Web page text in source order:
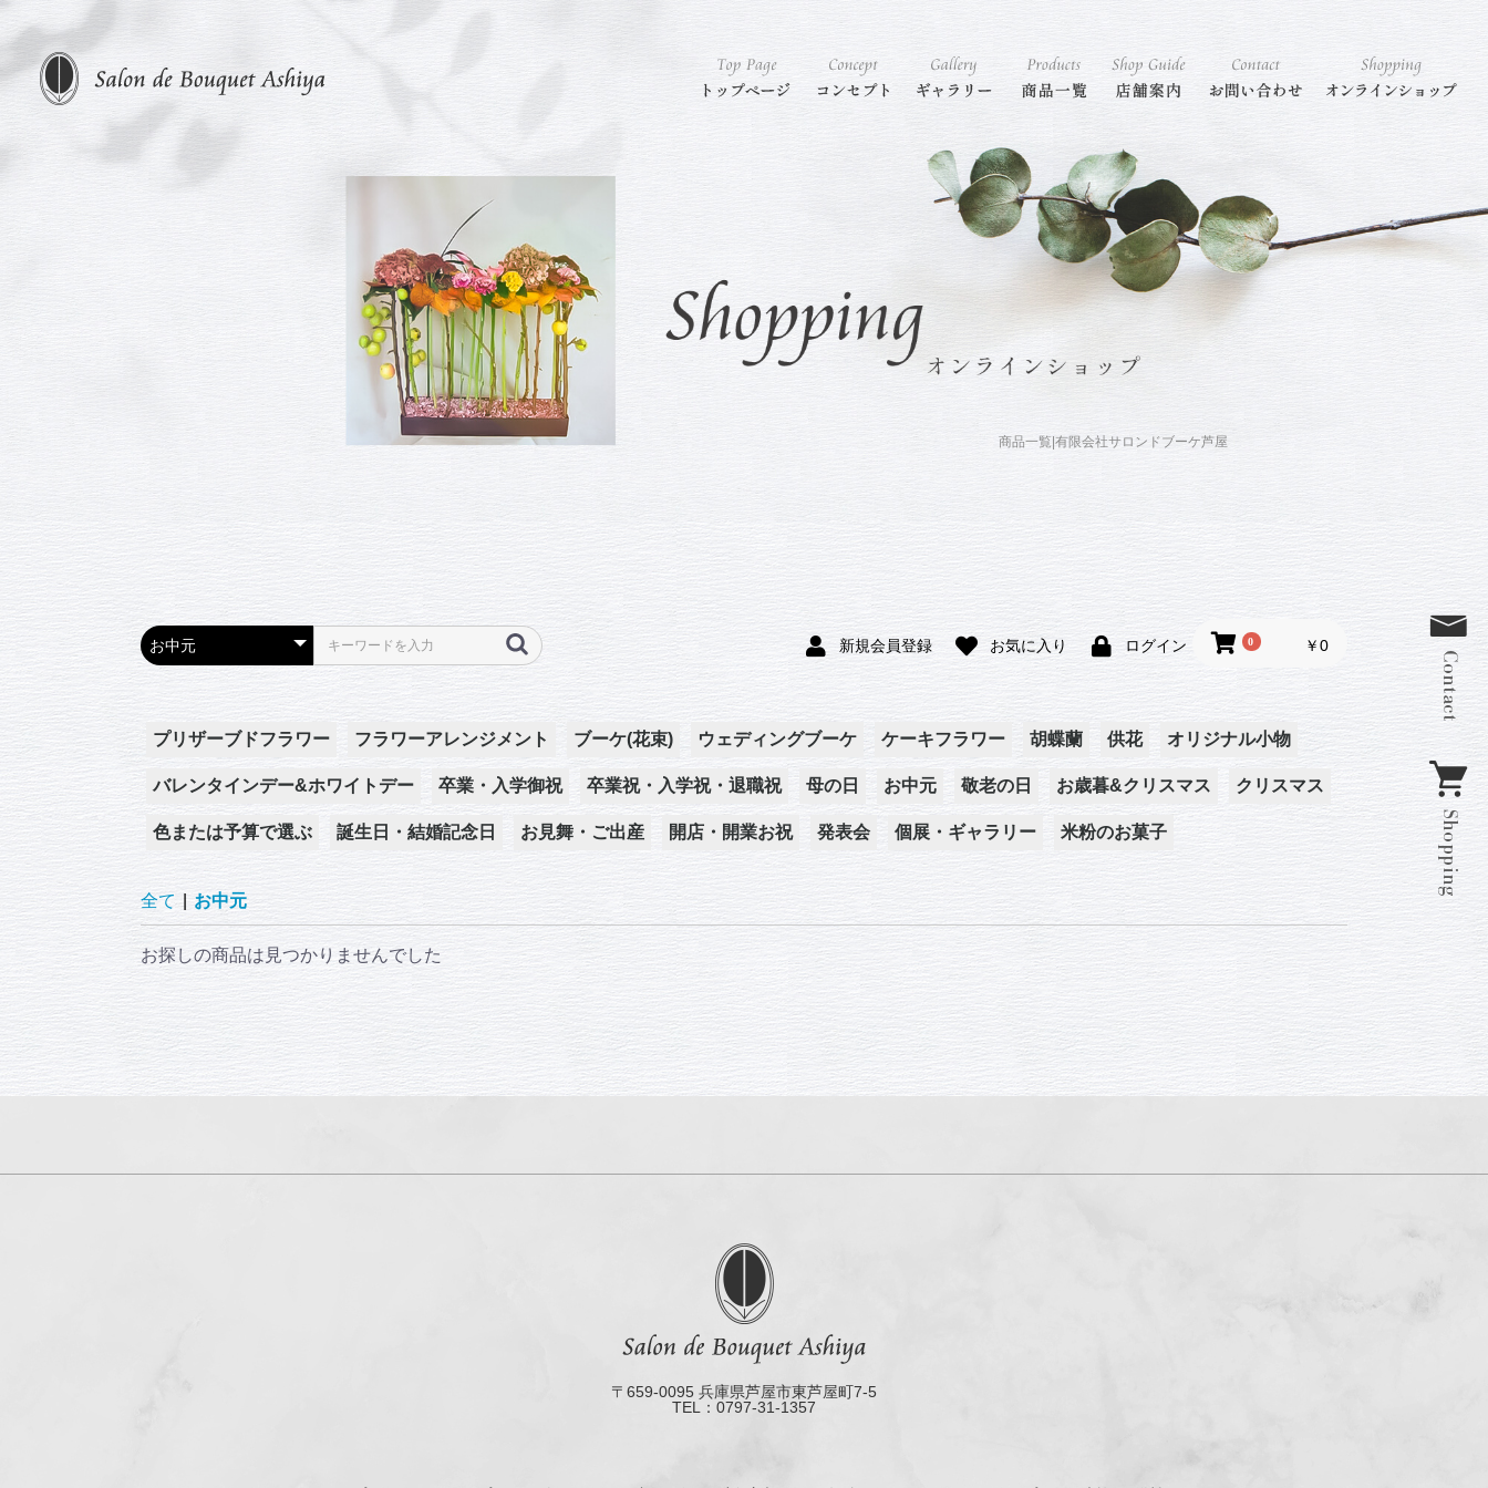
商品一覧|有限会社サロンドブーケ芦屋
新規会員登録 お気に入り ログイン 0 ￥0
プリザーブドフラワー フラワーアレンジメント ブーケ(花束) ウェディングブーケ ケーキフラワー 胡蝶蘭 供花 オリジナル小物
壁掛け
干支陶器人形
バレンタインデー&ホワイトデー 卒業・入学御祝 卒業祝・入学祝・退職祝 母の日
アレンジメント
ケーキフラワー
プリザーブドフラワ
ー
ブーケ(花束)
お中元 敬老の日 お歳暮&クリスマス
お歳暮
クリスマス
クリスマス
クリスマスリース
クリスマスアレンジ
メント
色または予算で選ぶ
白系
パステル系
ピンク系
黄系・オレンジ系
赤系
5,500円
8,800円
11,000円
16,500円
22,000円
33,000円
誕生日・結婚記念日 お見舞・ご出産 開店・開業お祝 発表会 個展・ギャラリー 米粉のお菓子
全て お中元
お探しの商品は見つかりませんでした
〒659-0095 兵庫県芦屋市東芦屋町7-5
TEL：0797-31-1357